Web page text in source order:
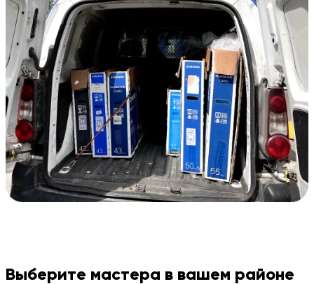
Выберите мастера в вашем районе